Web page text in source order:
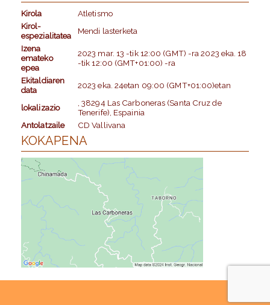
Kirola
Atletismo
Kirol-
espezialitatea
Mendi lasterketa
Izena
emateko
epea
2023 mar. 13 -tik12:00 (GMT) -ra2023 eka. 18
-tik12:00 (GMT+01:00) -ra
Ekitaldiaren
data
2023 eka. 24etan 09:00 (GMT+01:00)etan
lokalizazio
, 38294 Las Carboneras (Santa Cruz de
Tenerife), Espainia
Antolatzaile
CD Vallivana
KOKAPENA